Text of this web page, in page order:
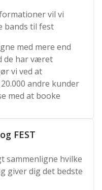
vil vi
bands til fest
med mere end
de har været
vi ved at
andre kunder
med at booke
FEST
sammenligne hvilke
giver dig det bedste